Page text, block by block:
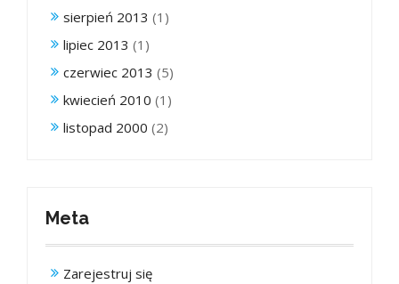
sierpień 2013 (1)
lipiec 2013 (1)
czerwiec 2013 (5)
kwiecień 2010 (1)
listopad 2000 (2)
Meta
Zarejestruj się